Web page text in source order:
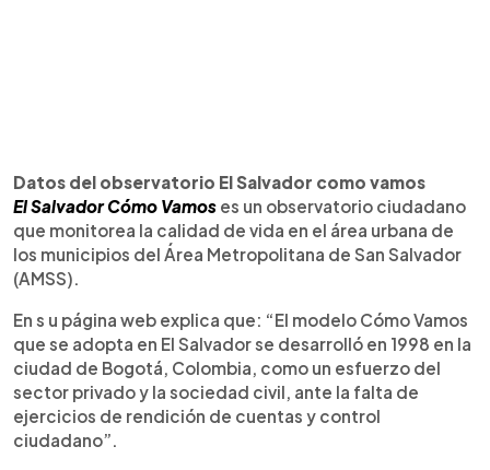
Datos del observatorio El Salvador como vamos
El Salvador Cómo Vamos es un observatorio ciudadano
que monitorea la calidad de vida en el área urbana de
los municipios del Área Metropolitana de San Salvador
(AMSS).
En s u página web explica que: “El modelo Cómo Vamos
que se adopta en El Salvador se desarrolló en 1998 en la
ciudad de Bogotá, Colombia, como un esfuerzo del
sector privado y la sociedad civil, ante la falta de
ejercicios de rendición de cuentas y control
ciudadano”.